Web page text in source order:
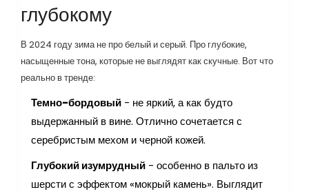
глубокому
В 2024 году зима не про белый и серый. Про глубокие,
насыщенные тона, которые не выглядят как скучные. Вот что
реально в тренде:
Темно-бордовый - не яркий, а как будто
выдержанный в вине. Отлично сочетается с
серебристым мехом и черной кожей.
Глубокий изумрудный - особенно в пальто из
шерсти с эффектом «мокрый камень». Выглядит